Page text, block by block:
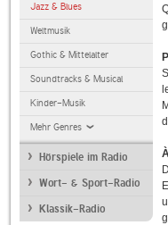
Jazz & Blues
Weltmusik
Gothic & Mittelalter
Soundtracks & Musical
Kinder-Musik
Mehr Genres
Hörspiele im Radio
Wort- & Sport-Radio
Klassik-Radio